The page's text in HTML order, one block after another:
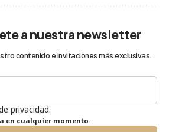
a nuestra newsletter
contenido e invitaciones más exclusivas.
privacidad.
en cualquier momento.